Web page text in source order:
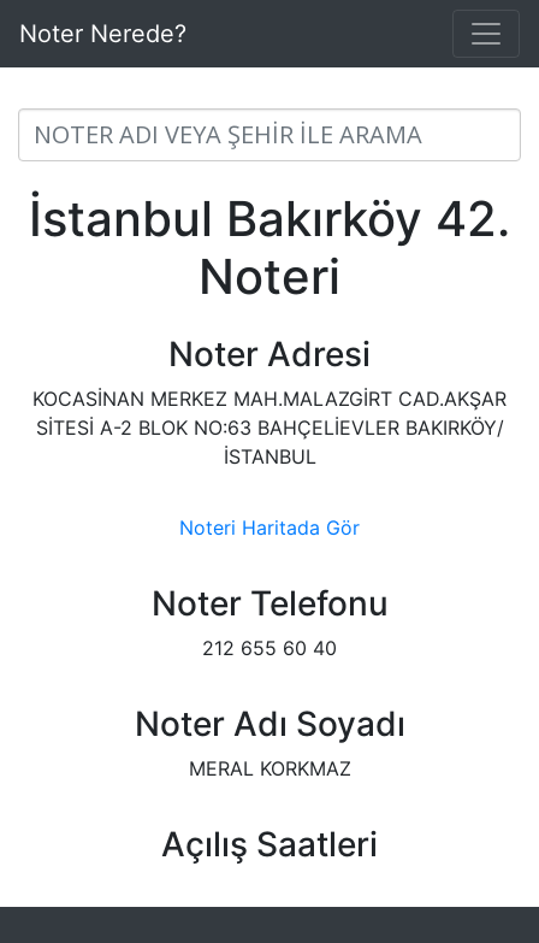
Noter Nerede?
İstanbul Bakırköy 42.
Noteri
Noter Adresi
KOCASİNAN MERKEZ MAH.MALAZGİRT CAD.AKŞAR
SİTESİ A-2 BLOK NO:63 BAHÇELİEVLER BAKIRKÖY/
İSTANBUL
Noteri Haritada Gör
Noter Telefonu
212 655 60 40
Noter Adı Soyadı
MERAL KORKMAZ
Açılış Saatleri